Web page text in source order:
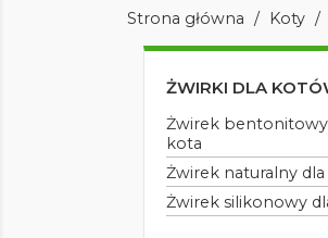
Strona główna Koty
ŻWIRKI DLA
Żwirek bentonitowy
kota
Żwirek naturalny
Żwirek silikonowy